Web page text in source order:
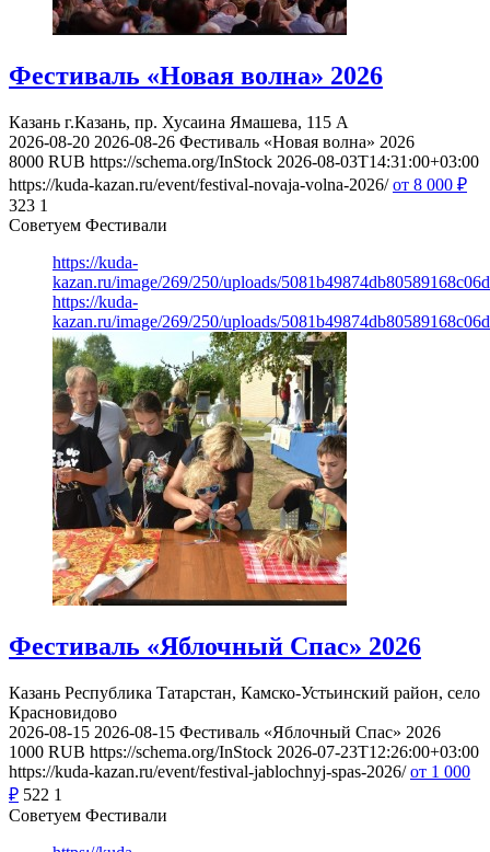
Фестиваль «Новая волна» 2026
Казань г.Казань, пр. Хусаина Ямашева, 115 A
2026-08-20 2026-08-26 Фестиваль «Новая волна» 2026
8000 RUB https://schema.org/InStock 2026-08-03T14:31:00+03:00
https://kuda-kazan.ru/event/festival-novaja-volna-2026/ от 8 000 ₽
323 1
Советуем Фестивали
https://kuda-
kazan.ru/image/269/250/uploads/
https://kuda-
kazan.ru/image/269/250/uploads/
Фестиваль «Яблочный Спас» 2026
Казань Республика Татарстан, Камско-Устьинский район, село
Красновидово
2026-08-15 2026-08-15 Фестиваль «Яблочный Спас» 2026
1000 RUB https://schema.org/InStock 2026-07-23T12:26:00+03:00
https://kuda-kazan.ru/event/festival-jablochnyj-spas-2026/ от 1 000
₽ 522 1
Советуем Фестивали